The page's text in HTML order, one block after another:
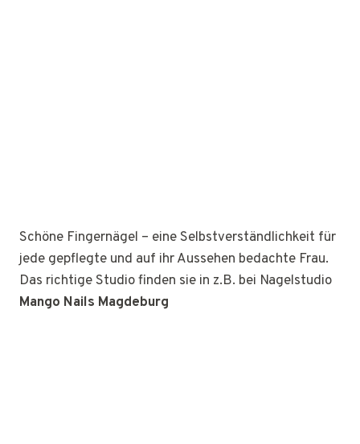
Schöne Fingernägel – eine Selbstverständlichkeit für
jede gepflegte und auf ihr Aussehen bedachte Frau.
Das richtige Studio finden sie in z.B. bei Nagelstudio
Mango Nails Magdeburg